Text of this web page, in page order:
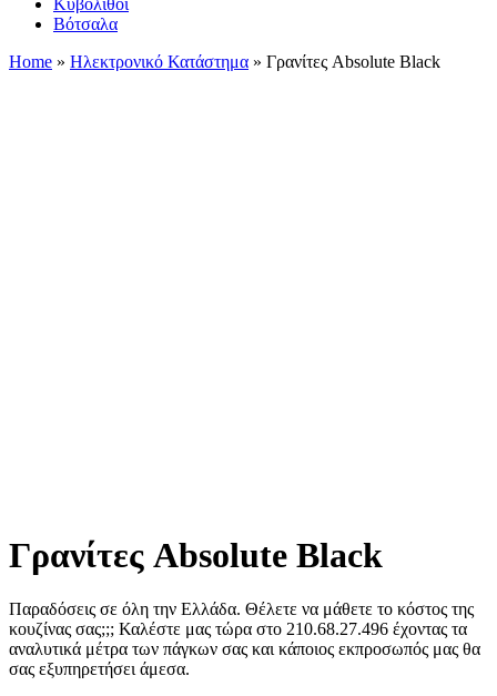
Κυβόλιθοι
Βότσαλα
Home » Ηλεκτρονικό Κατάστημα » Γρανίτες Absolute Black
Γρανίτες Absolute Black
Παραδόσεις σε όλη την Ελλάδα. Θέλετε να μάθετε το κόστος της
κουζίνας σας;;; Καλέστε μας τώρα στο 210.68.27.496 έχοντας τα
αναλυτικά μέτρα των πάγκων σας και κάποιος εκπροσωπός μας θα
σας εξυπηρετήσει άμεσα.